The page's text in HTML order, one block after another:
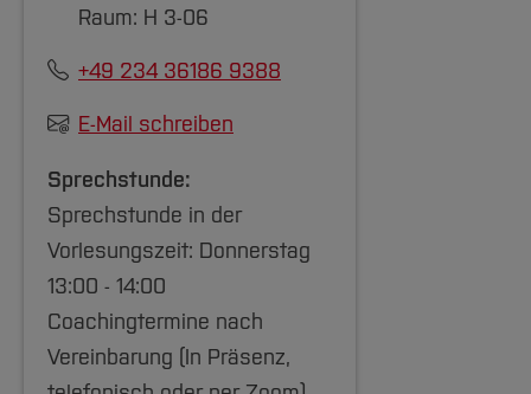
Raum: H 3-06
+49 234 36186 9388
E-Mail schreiben
Sprechstunde:
Sprechstunde in der
Vorlesungszeit: Donnerstag
13:00 - 14:00
Coachingtermine nach
Vereinbarung (In Präsenz,